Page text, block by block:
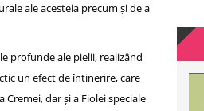
ale acesteia precum și de a
profunde ale pielii, realizând
un efect de întinerire, care
dar și a Fiolei speciale